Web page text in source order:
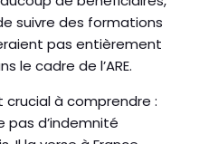
suivre des formations
pas entièrement
le cadre de l’ARE.
crucial à comprendre :
pas d’indemnité